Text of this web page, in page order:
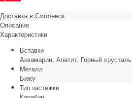
Доставка в Смоленск
Описание
Характеристики
Вставки
Аквамарин, Апатит, Горный хрусталь
Металл
Бижу
Тип застежки